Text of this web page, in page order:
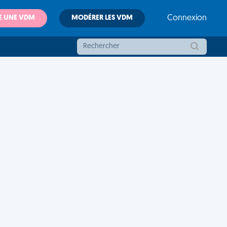
UNE VDM MODÉRER LES VDM Connexion